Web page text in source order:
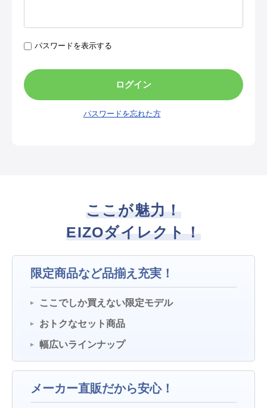
パスワードを表示する
パスワードを忘れた方
ここが魅力！
EIZOダイレクト！
限定商品など品揃え充実！
ここでしか買えない限定モデル
おトクなセット商品
幅広いラインナップ
メーカー直販だから安心！